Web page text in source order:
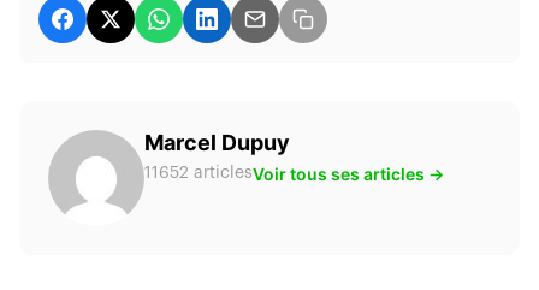
Marcel Dupuy
11652 articlesVoir tous ses articles →